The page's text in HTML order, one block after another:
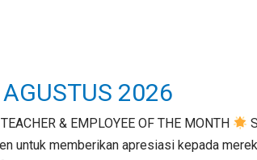
2026
& EMPLOYEE OF THE MONTH
untuk memberikan apresiasi kepada